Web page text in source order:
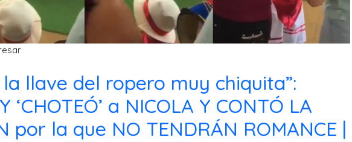
la llave del ropero muy chiquita”:
‘CHOTEÓ’ a NICOLA Y CONTÓ LA
por la que NO TENDRÁN ROMANCE |